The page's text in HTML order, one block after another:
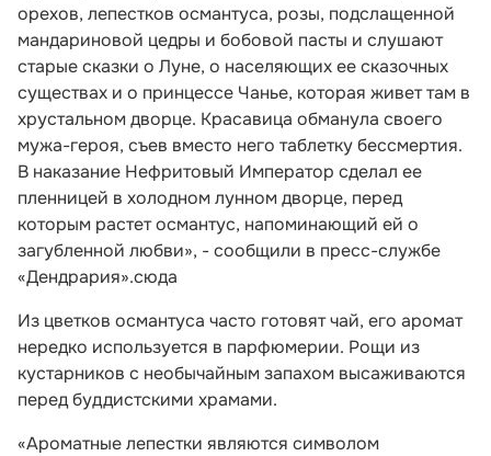
орехов, лепестков османтуса, розы, подслащенной
мандариновой цедры и бобовой пасты и слушают
старые сказки о Луне, о населяющих ее сказочных
существах и о принцессе Чанье, которая живет там в
хрустальном дворце. Красавица обманула своего
мужа-героя, съев вместо него таблетку бессмертия.
В наказание Нефритовый Император сделал ее
пленницей в холодном лунном дворце, перед
которым растет османтус, напоминающий ей о
загубленной любви», - сообщили в пресс-службе
«Дендрария».сюда
Из цветков османтуса часто готовят чай, его аромат
нередко используется в парфюмерии. Рощи из
кустарников с необычайным запахом высаживаются
перед буддистскими храмами.
«Ароматные лепестки являются символом